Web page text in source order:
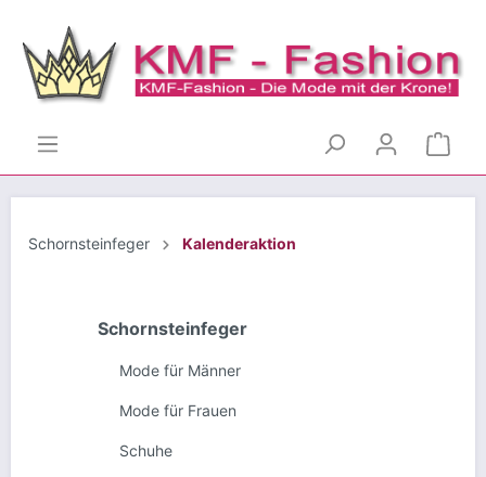
Schornsteinfeger Kalenderaktion
Schornsteinfeger
Mode für Männer
Mode für Frauen
Schuhe